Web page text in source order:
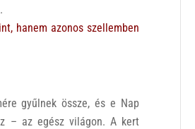
hanem azonos szellemben
gyűlnek össze, és e Nap
– az egész világon. A kert